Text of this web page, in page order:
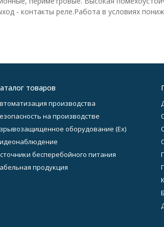
- контакты реле.Работа в условиях
товаров
производства
на производстве
оборудование (Ex)
бесперебойного питания
продукция